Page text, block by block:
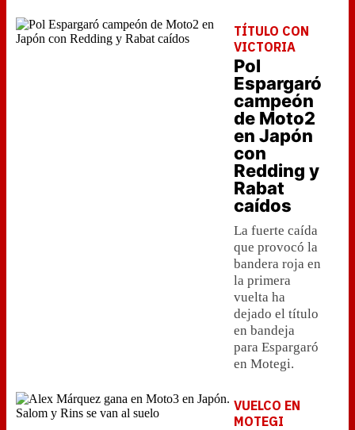
TÍTULO CON
VICTORIA
Pol
Espargaró
campeón
de Moto2
en Japón
con
Redding y
Rabat
caídos
La fuerte caída
que provocó la
bandera roja en
la primera
vuelta ha
dejado el título
en bandeja
para Espargaró
en Motegi.
VUELCO EN
MOTEGI